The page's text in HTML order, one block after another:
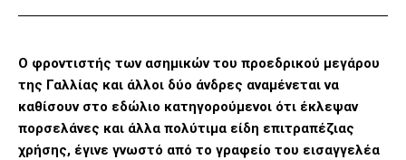
O φροντιστής των ασημικών του προεδρικού μεγάρου
της Γαλλίας και άλλοι δύο άνδρες αναμένεται να
καθίσουν στο εδώλιο κατηγορούμενοι ότι έκλεψαν
πορσελάνες και άλλα πολύτιμα είδη επιτραπέζιας
χρήσης, έγινε γνωστό από το γραφείο του εισαγγελέα